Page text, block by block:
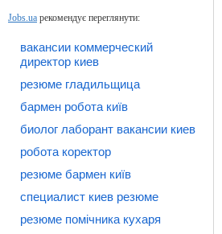
Jobs.ua рекомендує переглянути:
вакансии коммерческий
директор киев
резюме гладильщица
бармен робота київ
биолог лаборант вакансии киев
робота коректор
резюме бармен київ
специалист киев резюме
резюме помічника кухаря